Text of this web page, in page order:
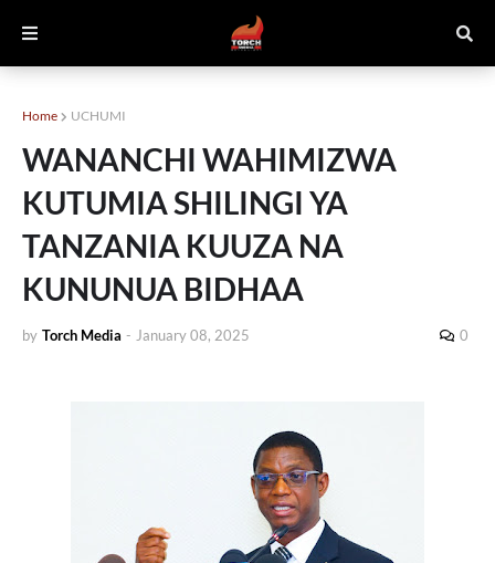
Home UCHUMI
WANANCHI WAHIMIZWA
KUTUMIA SHILINGI YA
TANZANIA KUUZA NA
KUNUNUA BIDHAA
by Torch Media - January 08, 2025 0